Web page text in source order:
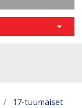
Avaa
17-tuumaiset